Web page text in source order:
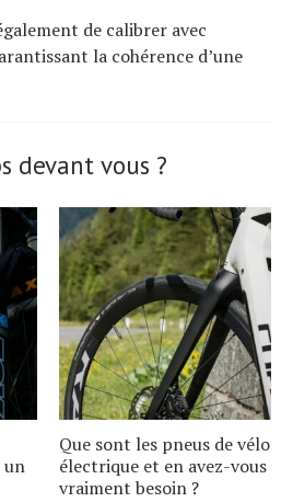
de calibrer avec
la cohérence d’une
devant vous ?
un
Que sont les pneus de vélo
électrique et en avez-vous
vraiment besoin ?